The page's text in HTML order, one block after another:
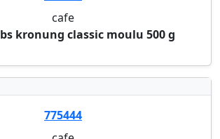
cafe
melitta auslese moulu 500 g
cafe
lavazza oro en grain 1000 g